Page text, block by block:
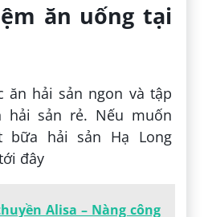
ăn uống tại
ăn hải sản ngon và tập
hải sản rẻ. Nếu muốn
bữa hải sản Hạ Long
đây
Alisa – Nàng công